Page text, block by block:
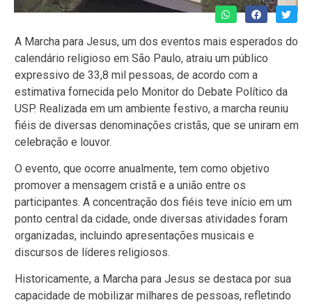
A Marcha para Jesus, um dos eventos mais esperados do
calendário religioso em São Paulo, atraiu um público
expressivo de 33,8 mil pessoas, de acordo com a
estimativa fornecida pelo Monitor do Debate Político da
USP. Realizada em um ambiente festivo, a marcha reuniu
fiéis de diversas denominações cristãs, que se uniram em
celebração e louvor.
O evento, que ocorre anualmente, tem como objetivo
promover a mensagem cristã e a união entre os
participantes. A concentração dos fiéis teve início em um
ponto central da cidade, onde diversas atividades foram
organizadas, incluindo apresentações musicais e
discursos de líderes religiosos.
Historicamente, a Marcha para Jesus se destaca por sua
capacidade de mobilizar milhares de pessoas, refletindo